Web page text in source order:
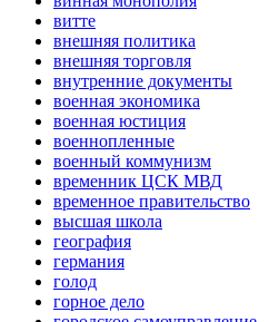
витте
внешняя политика
внешняя торговля
внутренние документы
военная экономика
военная юстиция
военнопленные
военный коммунизм
временник ЦСК МВД
временное правительство
высшая школа
география
германия
голод
горное дело